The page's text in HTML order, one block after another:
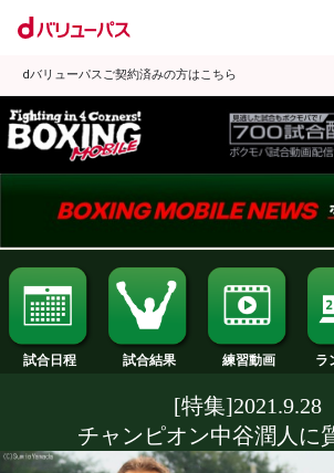
dバリューパスご契約済みの方はこちら
試合日程 試合結果 練習動画